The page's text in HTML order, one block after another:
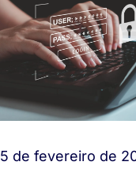
5 de fevereiro de